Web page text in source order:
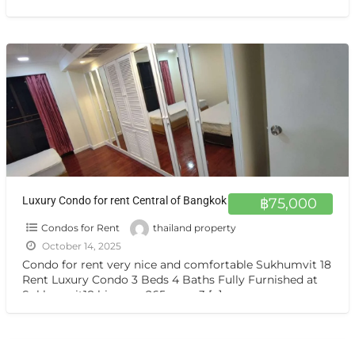
฿75,000
Luxury Condo for rent Central of Bangkok
Condos for Rent
thailand property
October 14, 2025
Condo for rent very nice and comfortable Sukhumvit 18
Rent Luxury Condo 3 Beds 4 Baths Fully Furnished at
Sukhumvit18 big area 265 sqm. 3 […]